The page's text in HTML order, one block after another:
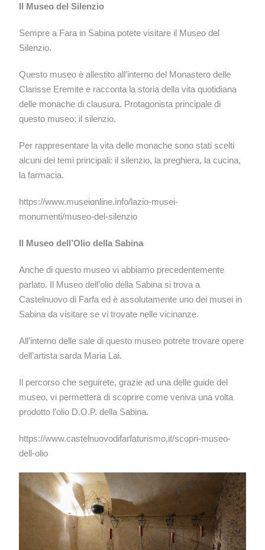
Il Museo del Silenzio
Sempre a Fara in Sabina potete visitare il Museo del
Silenzio.
Questo museo è allestito all’interno del Monastero delle
Clarisse Eremite e racconta la storia della vita quotidiana
delle monache di clausura. Protagonista principale di
questo museo: il silenzio.
Per rappresentare la vita delle monache sono stati scelti
alcuni dei temi principali: il silenzio, la preghiera, la cucina,
la farmacia.
https://www.museionline.info/lazio-musei-
monumenti/museo-del-silenzio
Il Museo dell’Olio della Sabina
Anche di questo museo vi abbiamo precedentemente
parlato. Il Museo dell’olio della Sabina si trova a
Castelnuovo di Farfa ed è assolutamente uno dei musei in
Sabina da visitare se vi trovate nelle vicinanze.
All’interno delle sale di questo museo potrete trovare opere
dell’artista sarda Maria Lai.
Il percorso che seguirete, grazie ad una delle guide del
museo, vi permetterà di scoprire come veniva una volta
prodotto l’olio D.O.P. della Sabina.
https://www.castelnuovodifarfaturismo.it/scopri-museo-
dell-olio